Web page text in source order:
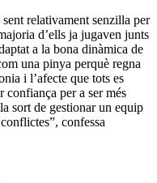
relativament senzilla per
d’ells ja jugaven junts
a la bona dinàmica de
una pinya perquè regna
i l’afecte que tots es
per a ser més
sort de gestionar un equip
confessa